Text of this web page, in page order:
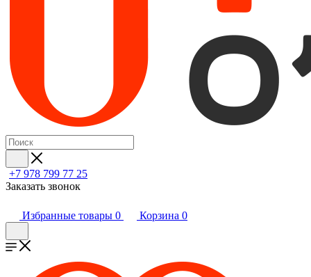
+7 978 799 77 25
Заказать звонок
Избранные товары 0 Корзина 0